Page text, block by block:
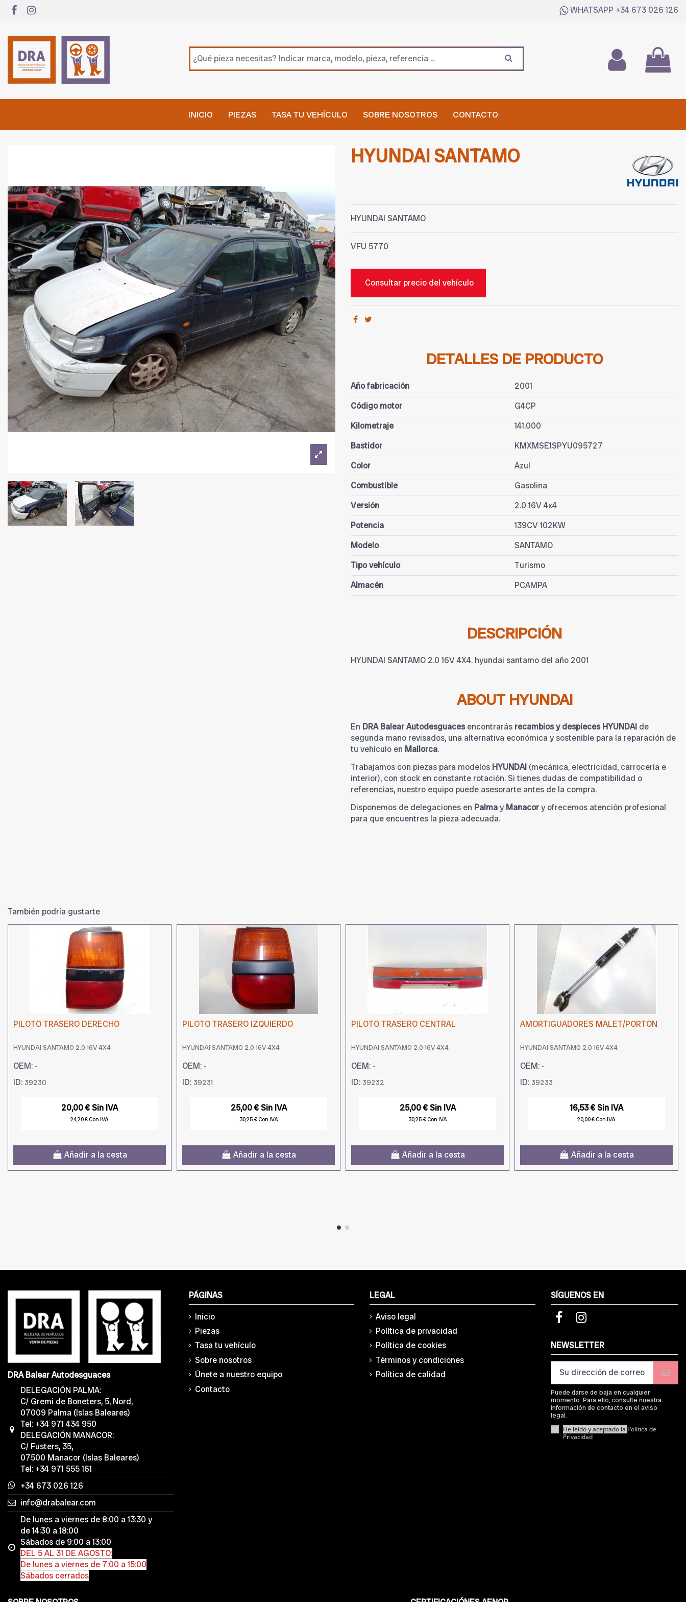
WHATSAPP +34 673 026 126
INICIO PIEZAS TASA TU VEHÍCULO SOBRE NOSOTROS CONTACTO
HYUNDAI SANTAMO
HYUNDAI SANTAMO
VFU 5770
Consultar precio del vehículo
DETALLES DE PRODUCTO
Año fabricación
2001
Código motor
G4CP
Kilometraje
141.000
Bastidor
KMXMSE1SPYU095727
Color
Azul
Combustible
Gasolina
Versión
2.0 16V 4x4
Potencia
139CV 102KW
Modelo
SANTAMO
Tipo vehículo
Turismo
Almacén
PCAMPA
DESCRIPCIÓN
HYUNDAI SANTAMO 2.0 16V 4X4. hyundai santamo del año 2001
ABOUT HYUNDAI
En DRA Balear Autodesguacesencontrarás recambios y despieces HYUNDAI de
segunda mano revisados, una alternativa económica y sostenible para la reparación de
tu vehículo en Mallorca.
Trabajamos con piezas para modelos HYUNDAI (mecánica, electricidad, carrocería e
interior), con stock en constante rotación. Si tienes dudas de compatibilidad o
referencias, nuestro equipo puede asesorarte antes de la compra.
Disponemos de delegaciones en Palmay Manacory ofrecemos atención profesional
para que encuentres la pieza adecuada.
También podría gustarte
PILOTO TRASERO DERECHO
HYUNDAI SANTAMO 2.0 16V 4X4
OEM: -
ID: 39230
20,00 € Sin IVA
24,20 € Con IVA
Añadir a la cesta
PILOTO TRASERO IZQUIERDO
HYUNDAI SANTAMO 2.0 16V 4X4
OEM: -
ID: 39231
25,00 € Sin IVA
30,25 € Con IVA
Añadir a la cesta
PILOTO TRASERO CENTRAL
HYUNDAI SANTAMO 2.0 16V 4X4
OEM: -
ID: 39232
25,00 € Sin IVA
30,25 € Con IVA
Añadir a la cesta
AMORTIGUADORES MALET/PORTON
HYUNDAI SANTAMO 2.0 16V 4X4
OEM: -
ID: 39233
16,53 € Sin IVA
20,00 € Con IVA
Añadir a la cesta
DRA Balear Autodesguaces
DELEGACIÓN PALMA:
C/ Gremi de Boneters, 5, Nord,
07009 Palma (Islas Baleares)
Tel: +34 971 434 950
DELEGACIÓN MANACOR:
C/ Fusters, 35,
07500 Manacor (Islas Baleares)
Tel: +34 971 555 161
+34 673 026 126
info@drabalear.com
De lunes a viernes de 8:00 a 13:30 y
de 14:30 a 18:00
Sábados de 9:00 a 13:00
DEL 5 AL 31 DE AGOSTO:
De lunes a viernes de 7:00 a 15:00
Sábados cerrados
PÁGINAS
Inicio
Piezas
Tasa tu vehículo
Sobre nosotros
Únete a nuestro equipo
Contacto
LEGAL
Aviso legal
Política de privacidad
Política de cookies
Términos y condiciones
Política de calidad
SÍGUENOS EN
NEWSLETTER
Puede darse de baja en cualquier
momento. Para ello, consulte nuestra
información de contacto en el aviso
legal.
He leído y aceptado la Política de
Privacidad